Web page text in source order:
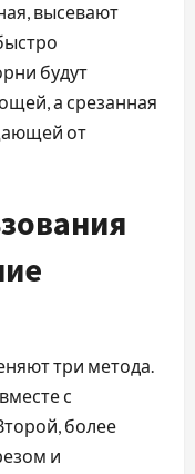
высевают
будут
а срезанная
от
три метода.
с
более
и